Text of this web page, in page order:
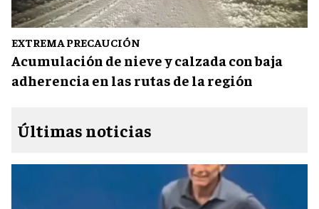
EXTREMA PRECAUCIÓN
Acumulación de nieve y calzada con baja
adherencia en las rutas de la región
Últimas noticias